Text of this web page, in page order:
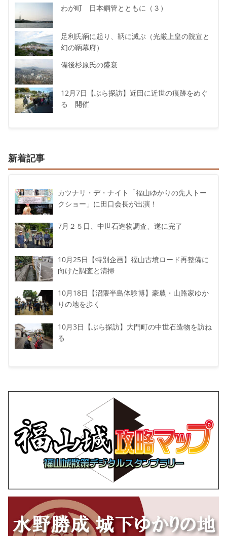
わが町 日本鋼管とともに（３）
足利氏鞆に起り、鞆に滅ぶ（光厳上皇の院宣と
幻の鞆幕府）
備後杉原氏の盛衰
12月7日【ぶら探訪】近田に近世の痕跡をめぐ
る 開催
新着記事
カツナリ・デ・ナイト「福山ゆかりの先人トー
クショー」に田口会長が出演！
7月２５日、中世石造物調査、遂に完了
10月25日【特別企画】福山古墳ロード再整備に
向けた調査と清掃
10月18日【沼隈半島体験博】豪農・山路家ゆか
りの地を歩く
10月3日【ぶら探訪】大門町の中世石造物を訪ね
る